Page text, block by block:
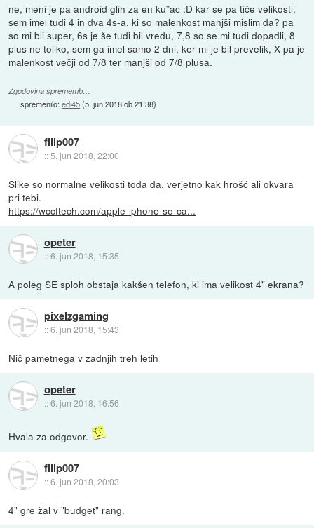
ne, meni je pa android glih za en ku*ac :D kar se pa tiče velikosti,
sem imel tudi 4 in dva 4s-a, ki so malenkost manjši mislim da? pa
so mi bli super, 6s je še tudi bil vredu, 7,8 so se mi tudi dopadli, 8
plus ne toliko, sem ga imel samo 2 dni, ker mi je bil prevelik, X pa je
malenkost večji od 7/8 ter manjši od 7/8 plusa.
Zgodovina sprememb…
spremenilo:edi45(5. jun 2018 ob 21:38)
filip007
::5. jun 2018, 22:00
Slike so normalne velikosti toda da, verjetno kak hrošč ali okvara
pri tebi.
https://wccftech.com/apple-iphone-se-ca...
opeter
::6. jun 2018, 15:35
A poleg SE sploh obstaja kakšen telefon, ki ima velikost 4" ekrana?
pixelzgaming
::6. jun 2018, 15:43
Nič pametnega v zadnjih treh letih
opeter
::6. jun 2018, 16:56
Hvala za odgovor.
filip007
::6. jun 2018, 20:03
4" gre žal v "budget" rang.